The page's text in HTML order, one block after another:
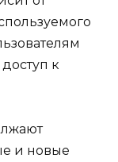
к
и новые